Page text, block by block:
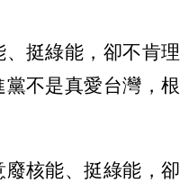
挺綠能，卻不肯理
不是真愛台灣，根
核能、挺綠能，卻